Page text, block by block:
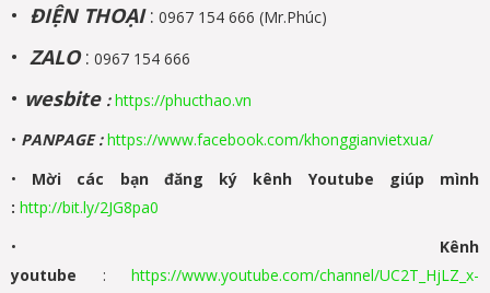
• ĐIỆN THOẠI: 0967 154 666 (Mr.Phúc)
• ZALO: 0967 154 666
• wesbite : https://phucthao.vn
• PANPAGE:https://www.facebook.com/khonggianvietxua/
• Mời các bạn đăng ký kênh Youtube giúp mình
: http://bit.ly/2JG8pa0
• Kênh
youtube : https://www.youtube.com/channel/UC2T_HjLZ_x-